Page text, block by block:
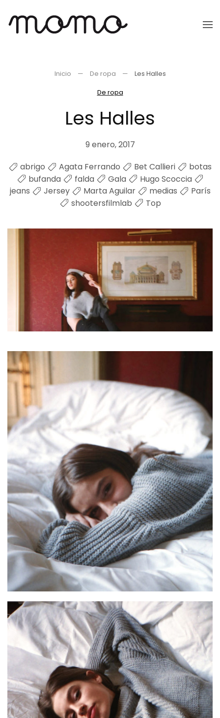
Ir
Inicio De ropa
Les Halles
De ropa
Les Halles
9 enero, 2017
abrigo
Agata Ferrando Bet Callieri
botas
bufanda
falda Gala
Hugo Scoccia
jeans
Jersey Marta Aguilar medias
París
shootersfilmlab
Top